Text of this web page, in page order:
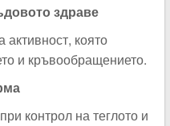
здраве
която
и кръвообращението.
контрол на теглото и